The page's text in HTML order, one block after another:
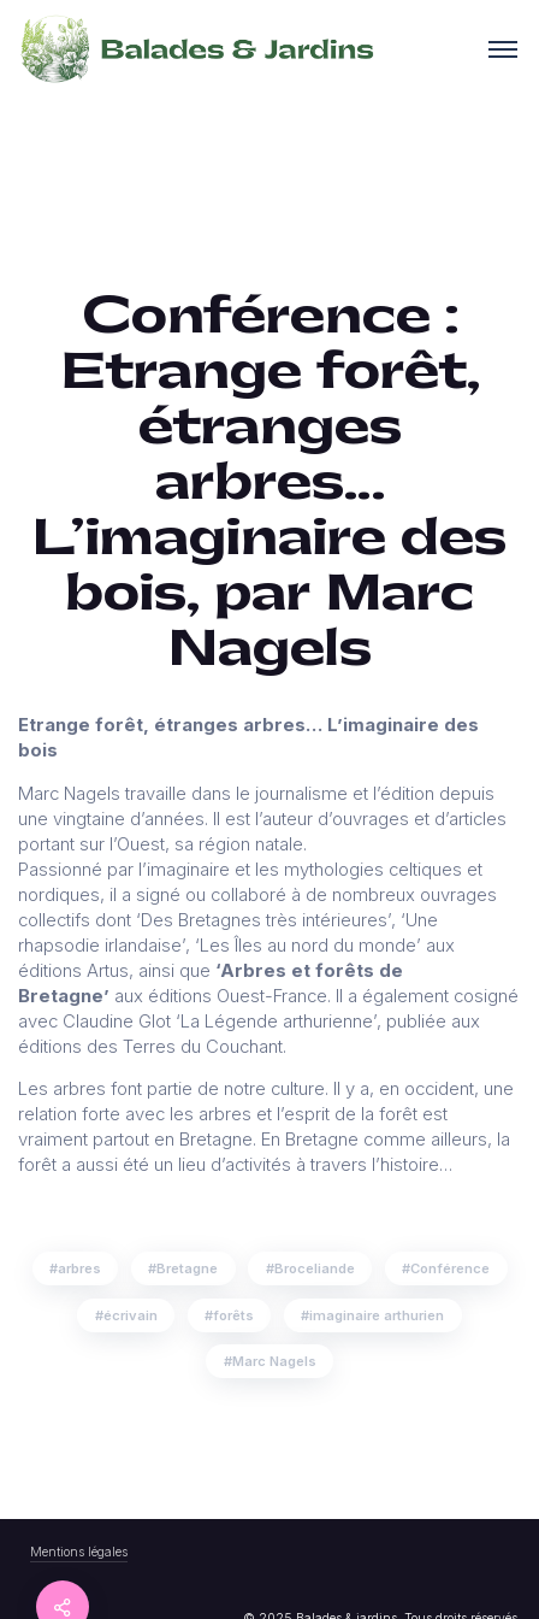
Conférence :
Etrange forêt,
étranges
arbres…
L’imaginaire des
bois, par Marc
Nagels
Etrange forêt, étranges arbres… L’imaginaire des
bois
Marc Nagels travaille dans le journalisme et l’édition depuis
une vingtaine d’années. Il est l’auteur d’ouvrages et d’articles
portant sur l’Ouest, sa région natale.
Passionné par l’imaginaire et les mythologies celtiques et
nordiques, il a signé ou collaboré à de nombreux ouvrages
collectifs dont ‘Des Bretagnes très intérieures’, ‘Une
rhapsodie irlandaise’, ‘Les Îles au nord du monde’ aux
éditions Artus, ainsi que ‘Arbres et forêts de
Bretagne’ aux éditions Ouest-France. Il a également cosigné
avec Claudine Glot ‘La Légende arthurienne’, publiée aux
éditions des Terres du Couchant.
Les arbres font partie de notre culture. Il y a, en occident, une
relation forte avec les arbres et l’esprit de la forêt est
vraiment partout en Bretagne. En Bretagne comme ailleurs, la
forêt a aussi été un lieu d’activités à travers l’histoire…
arbres Bretagne Broceliande Conférence
écrivain forêts imaginaire arthurien
Marc Nagels
Mentions légales